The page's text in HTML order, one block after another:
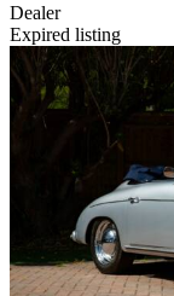
Dealer
Expired listing